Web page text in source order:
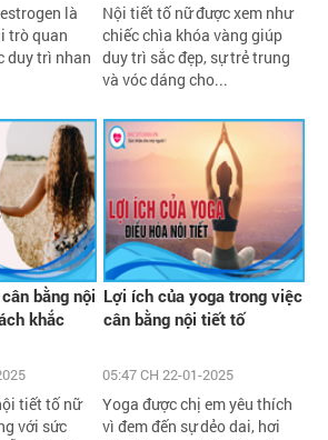
là
trò quan
duy trì nhan
Nội tiết tố nữ được xem như
chiếc chìa khóa vàng giúp
duy trì sắc đẹp, sự trẻ trung
và vóc dáng cho...
bằng nội
khắc
tiết tố nữ
với sức
Lợi ích của yoga trong việc
cân bằng nội tiết tố
05:47 CH 22-01-2025
Yoga được chị em yêu thích
vì đem đến sự dẻo dai, hơi